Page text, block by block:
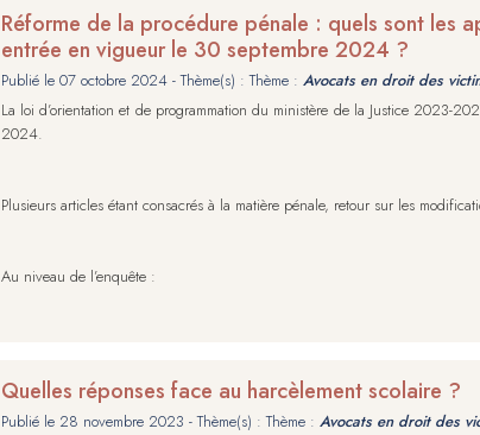
Réforme de la procédure pénale : quels sont les
entrée en vigueur le 30 septembre 2024 ?
Publié le 07 octobre 2024- Thème(s) : Thème : Avocats en droit des
La loi d’orientation et de programmation du ministère de la Justice 2023-
2024.
Plusieurs articles étant consacrés à la matière pénale, retour sur les
Au niveau de l’enquête :
Quelles réponses face au harcèlement scolaire ?
Publié le 28 novembre 2023 - Thème(s) : Thème : Avocats en droit des